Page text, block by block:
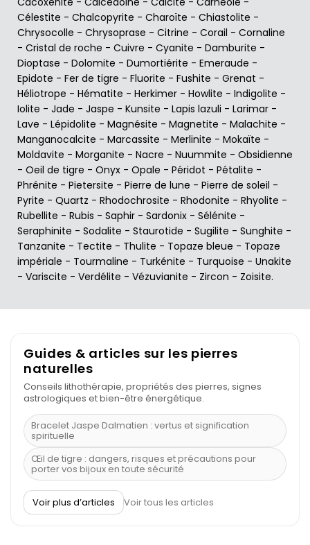
Célestite - Chalcopyrite - Charoïte - Chiastolite -
Chrysocolle - Chrysoprase - Citrine - Corail - Cornaline
- Cristal de roche - Cuivre - Cyanite - Damburite -
Dioptase - Dolomite - Dumortiérite - Emeraude -
Epidote - Fer de tigre - Fluorite - Fushite - Grenat -
Héliotrope - Hématite - Herkimer - Howlite - Indigolite -
Iolite - Jade - Jaspe - Kunsite - Lapis lazuli - Larimar -
Lave - Lépidolite - Magnésite - Magnetite - Malachite -
Manganocalcite - Marcassite - Merlinite - Mokaïte -
Moldavite - Morganite - Nacre - Nuummite - Obsidienne
- Oeil de tigre - Onyx - Opale - Péridot - Pétalite -
Phrénite - Pietersite - Pierre de lune - Pierre de soleil -
Pyrite - Quartz - Rhodochrosite - Rhodonite - Rhyolite -
Rubellite - Rubis - Saphir - Sardonix - Sélénite -
Seraphinite - Sodalite - Staurotide - Sugilite - Sunghite -
Tanzanite - Tectite - Thulite - Topaze bleue - Topaze
impériale - Tourmaline - Turkénite - Turquoise - Unakite
- Variscite - Verdélite - Vézuvianite - Zircon - Zoisite.
Guides & articles sur les pierres
naturelles
Conseils lithothérapie, propriétés des pierres, signes
astrologiques et bien-être énergétique.
Bracelet Jaspe Dalmatien : vertus et signification
spirituelle
Œil de tigre : dangers, risques et précautions pour
porter vos bijoux en toute sécurité
À quel poignet porter un bracelet de pierre
Découvrez le scorpion et ses pierres
Voir plus d’articles Voir tous les articles